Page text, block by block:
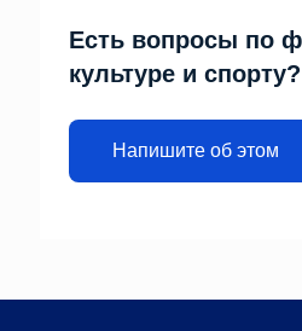
Есть вопросы по
культуре и спорту?
Напишите об этом